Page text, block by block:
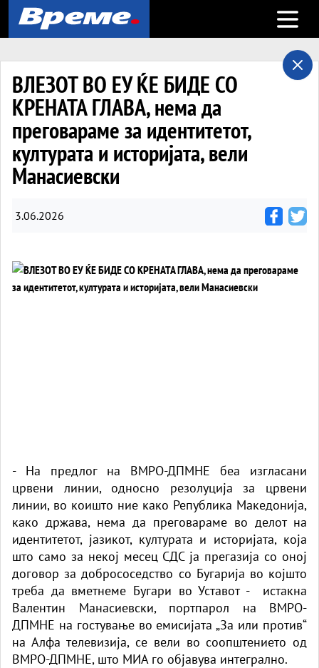
Open
ВЛЕЗОТ ВО ЕУ ЌЕ БИДЕ СО
КРЕНАТА ГЛАВА, нема да
преговараме за идентитетот,
културата и историјата, вели
Манасиевски
3.06.2026
- На предлог на ВМРО-ДПМНЕ беа изгласани
црвени линии, односно резолуција за црвени
линии, во коишто ние како Република Македонија,
како држава, нема да преговараме во делот на
идентитетот, јазикот, културата и историјата, која
што само за некој месец СДС ја прегазија со оној
договор за добрососедство со Бугарија во којшто
треба да вметнеме Бугари во Уставот - истакна
Валентин Манасиевски, портпарол на ВМРО-
ДПМНЕ на гостување во емисијата „За или против“
на Алфа телевизија, се вели во соопштението од
ВМРО-ДПМНЕ, што МИА го објавува интегрално.